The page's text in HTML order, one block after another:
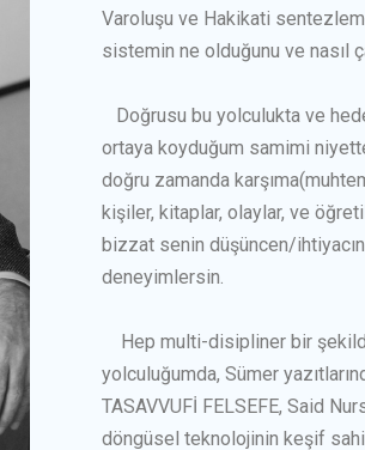
Varoluşu ve Hakikati
sistemin ne olduğunu ve nasıl
Doğrusu bu yolculukta ve
ortaya koyduğum samimi
doğru zamanda
kişiler, kitaplar, olaylar, ve
bizzat senin düşüncen/
deneyimlersin.
Hep multi-disipliner bir
yolculuğumda, Sümer
TASAVVUFİ FELSEFE, Said
döngüsel teknolojinin keşif